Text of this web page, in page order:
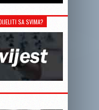
SA SVIMA?